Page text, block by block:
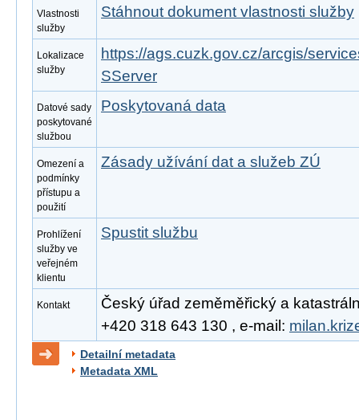
Vlastnosti
služby
Stáhnout dokument vlastnosti služby
Lokalizace
služby
https://ags.cuzk.gov.cz/arcgis/
SServer
Datové sady
poskytované
službou
Poskytovaná data
Omezení a
podmínky
přístupu a
použití
Zásady užívání dat a služeb ZÚ
Prohlížení
služby ve
veřejném
klientu
Spustit službu
Kontakt
Český úřad zeměměřický a
+420 318 643 130 , e-mail:
Detailní metadata
Metadata XML